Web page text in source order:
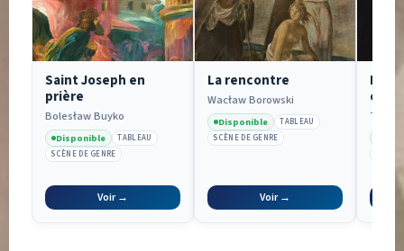
Saint Joseph en
prière
Bolesław Buyko
Disponible
TABLEAU
SCÈNE DE GENRE
Voir →
La rencontre
Wacław Borowski
Disponible
TABLEAU
SCÈNE DE GENRE
Voir →